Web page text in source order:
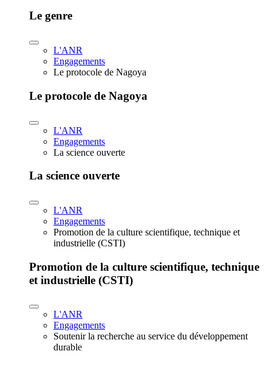
Le genre
L'ANR
Engagements
Le protocole de Nagoya
Le protocole de Nagoya
L'ANR
Engagements
La science ouverte
La science ouverte
L'ANR
Engagements
Promotion de la culture scientifique, technique et
industrielle (CSTI)
Promotion de la culture scientifique, technique
et industrielle (CSTI)
L'ANR
Engagements
Soutenir la recherche au service du développement
durable